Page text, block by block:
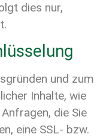
dies nur,
und zum
Inhalte, wie
die Sie
eine SSL- bzw.